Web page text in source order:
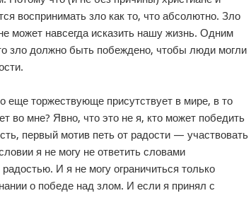
воспринимать зло как то, что абсолютно. Зло
может навсегда исказить нашу жизнь. Одним
зло должно быть побеждено, чтобы люди могли
еще торжествующе присутствует в мире, в то
во мне? Явно, что это не я, кто может победить
первый мотив петь от радости — участвовать
я не могу не ответить словами
И я не могу ограничиться только
о победе над злом. И если я принял с